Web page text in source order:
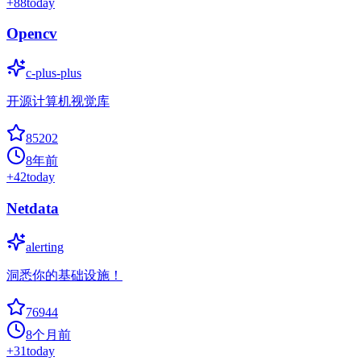
Opencv
c-plus-plus
开源计算机视觉库
85202
8年前
+42today
Netdata
alerting
洞悉你的基础设施！
76944
8个月前
+31today